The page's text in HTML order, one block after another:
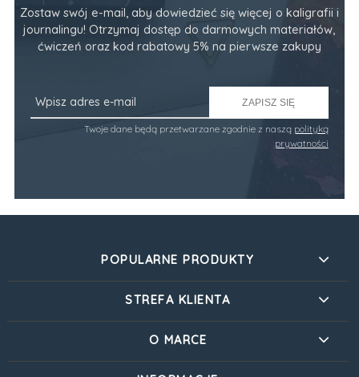
Zostaw swój e-mail, aby dowiedzieć się więcej o kaligrafii i
journalingu! Otrzymaj dostęp do darmowych materiałów,
ćwiczeń oraz kod rabatowy 5% na pierwsze zakupy
ZAPISZ SIĘ
Twoje dane będą przetwarzane zgodnie z naszą polityką
prywatności
POPULARNE PRODUKTY
STREFA KLIENTA
O MARCE